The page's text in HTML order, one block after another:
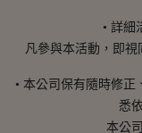
• 詳細
凡參與本活動，即視
• 本公司保有隨時修正
悉
本公